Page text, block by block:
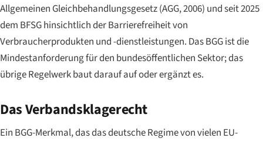
Allgemeinen Gleichbehandlungsgesetz (AGG, 2006) und seit 2025
dem BFSG hinsichtlich der Barrierefreiheit von
Verbraucherprodukten und -dienstleistungen. Das BGG ist die
Mindestanforderung für den bundesöffentlichen Sektor; das
übrige Regelwerk baut darauf auf oder ergänzt es.
DasVerbandsklagerecht
Ein BGG-Merkmal, das das deutsche Regime von vielen EU-